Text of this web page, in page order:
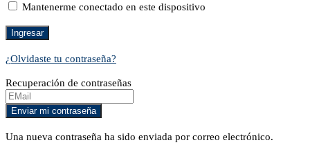
Mantenerme conectado en este dispositivo
¿Olvidaste tu contraseña?
Recuperación de contraseñas
Una nueva contraseña ha sido enviada por correo electrónico.